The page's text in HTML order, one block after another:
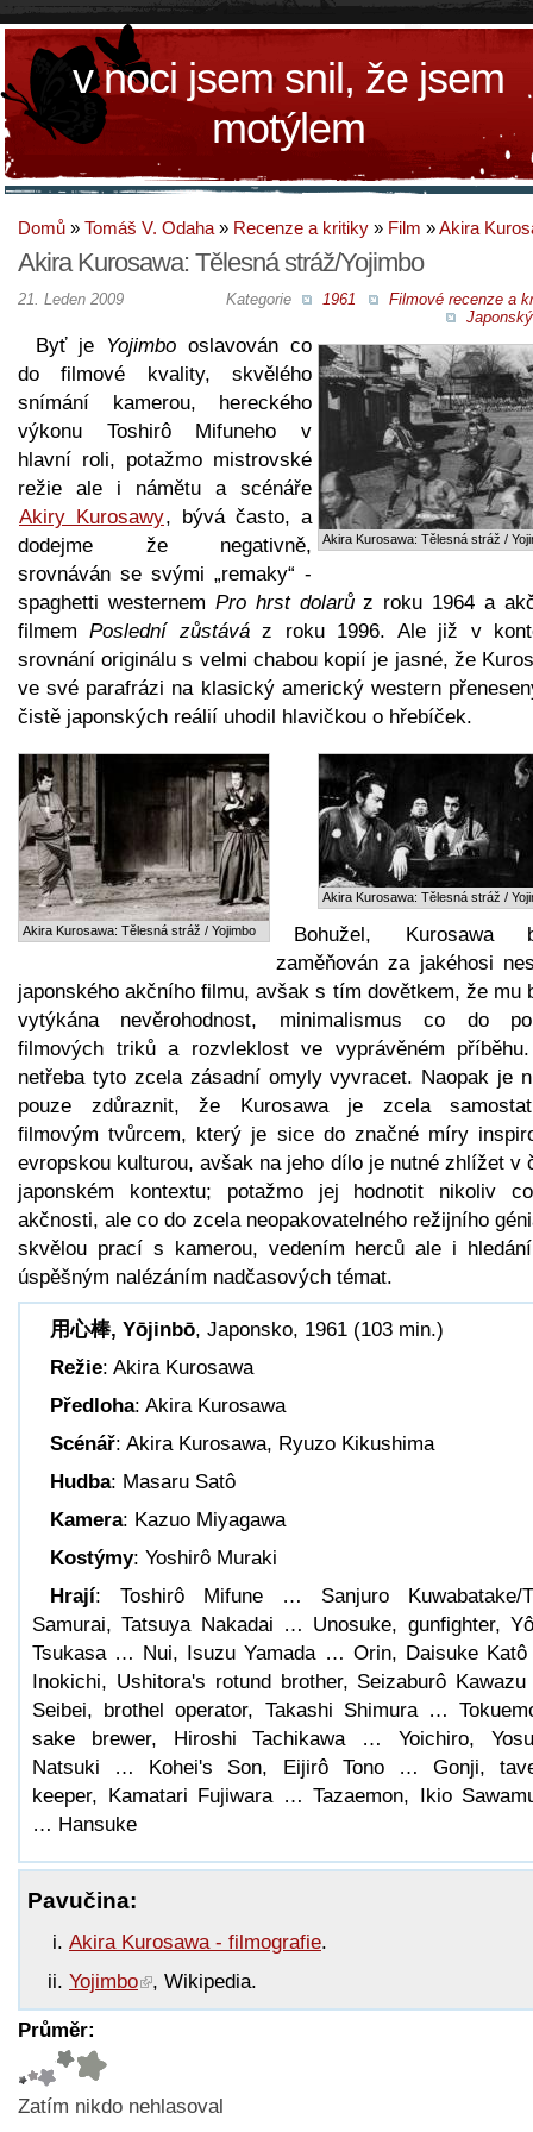
v noci jsem snil, že jsem
motýlem
Domů » Tomáš V. Odaha » Recenze a kritiky » Film »Akira
Akira Kurosawa: Tělesná stráž/Yojimbo
Kategorie 1961
Filmové recenze a
21. Leden 2009
Akira Kurosawa: Tělesná stráž /
Byť je Yojimbo oslavován co
do filmové kvality, skvělého
snímání kamerou, hereckého
výkonu Toshirô Mifuneho v
hlavní roli, potažmo mistrovské
režie ale i námětu a scénáře
Akiry Kurosawy, bývá často, a
dodejme že negativně,
srovnáván se svými „remaky“ -
spaghetti westernem Pro hrst dolarůz roku 1964 a
filmemPoslední zůstáváz roku 1996. Ale již v
srovnání originálu s velmi chabou kopií je jasné, že
ve své parafrázi na klasický americký western
čistě japonských reálií uhodil hlavičkou o hřebíček.
Akira Kurosawa: Tělesná stráž / Yojimbo
Akira Kurosawa: Tělesná stráž /
Bohužel, Kurosawa
zaměňován za jakéhosi
japonského akčního filmu, avšak s tím dovětkem, že mu
vytýkána nevěrohodnost, minimalismus co do
filmových triků a rozvleklost ve vyprávěném
netřeba tyto zcela zásadní omyly vyvracet. Naopak je
pouze zdůraznit, že Kurosawa je zcela
filmovým tvůrcem, který je sice do značné míry
evropskou kulturou, avšak na jeho dílo je nutné zhlížet v
japonském kontextu; potažmo jej hodnotit nikoliv
akčnosti, ale co do zcela neopakovatelného režijního
skvělou prací s kamerou, vedením herců ale i
úspěšným nalézáním nadčasových témat.
用心棒, Yōjinbō, Japonsko, 1961 (103 min.)
Režie: Akira Kurosawa
Předloha: Akira Kurosawa
Scénář: Akira Kurosawa, Ryuzo Kikushima
Hudba: Masaru Satô
Kamera: Kazuo Miyagawa
Kostýmy: Yoshirô Muraki
Hrají: Toshirô Mifune … Sanjuro Kuwabatake/
Samurai, Tatsuya Nakadai … Unosuke, gunfighter,
Tsukasa … Nui, Isuzu Yamada … Orin, Daisuke
Inokichi, Ushitora's rotund brother, Seizaburô
Seibei, brothel operator, Takashi Shimura …
sake brewer, Hiroshi Tachikawa … Yoichiro,
Natsuki … Kohei's Son, Eijirô Tono … Gonji,
keeper, Kamatari Fujiwara … Tazaemon, Ikio
… Hansuke
Pavučina:
Akira Kurosawa - filmografie.
Yojimbo
, Wikipedia.
Průměr:
Zatím nikdo nehlasoval